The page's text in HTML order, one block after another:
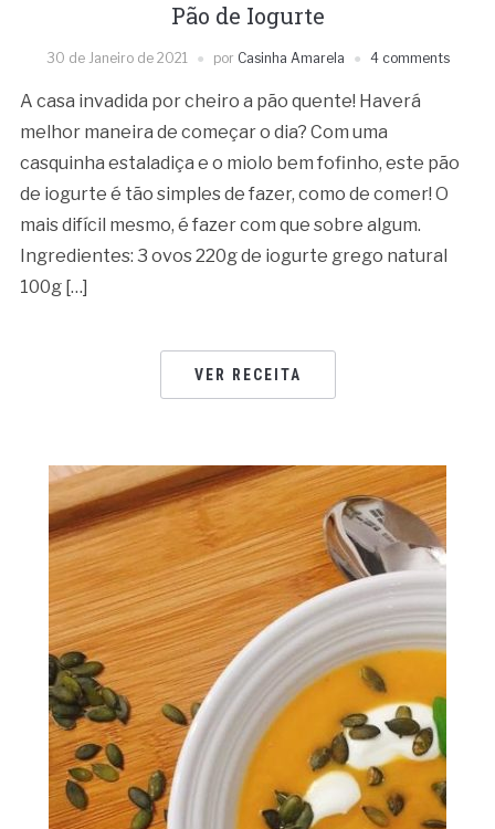
Pão de Iogurte
30 de Janeiro de 2021 por Casinha Amarela 4 comments
A casa invadida por cheiro a pão quente! Haverá
melhor maneira de começar o dia? Com uma
casquinha estaladiça e o miolo bem fofinho, este pão
de iogurte é tão simples de fazer, como de comer! O
mais difícil mesmo, é fazer com que sobre algum.
Ingredientes: 3 ovos 220g de iogurte grego natural
100g […]
VER RECEITA